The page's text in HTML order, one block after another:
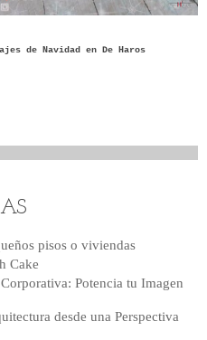
de Navidad en De Haros
pisos o viviendas
Cake
Potencia tu Imagen
desde una Perspectiva